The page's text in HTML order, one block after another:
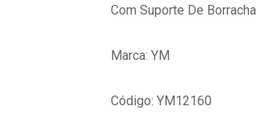
Com Suporte De Borracha
Marca: YM
Código: YM12160